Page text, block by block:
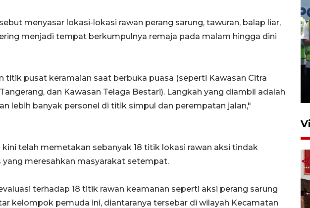
menyasar lokasi-lokasi rawan perang sarung, tawuran, balap liar,
menjadi tempat berkumpulnya remaja pada malam hingga dini
titik pusat keramaian saat berbuka puasa (seperti Kawasan Citra
dan Kawasan Telaga Bestari). Langkah yang diambil adalah
lebih banyak personel di titik simpul dan perempatan jalan,"
kini telah memetakan sebanyak 18 titik lokasi rawan aksi tindak
meresahkan masyarakat setempat.
terhadap 18 titik rawan keamanan seperti aksi perang sarung
kelompok pemuda ini, diantaranya tersebar di wilayah Kecamatan
hingga November
30 Juli 2026 09:29